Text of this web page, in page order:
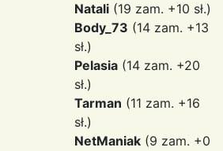
Natali (19 zam. +10 sł.)
Body_73 (14 zam. +13
sł.)
Pelasia (14 zam. +20
sł.)
Tarman (11 zam. +16
sł.)
NetManiak (9 zam. +0